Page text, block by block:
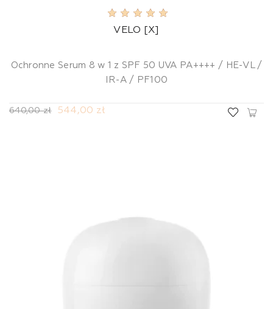
VELO [X]
Ochronne Serum 8 w 1 z SPF 50 UVA PA++++ / HE-VL /
IR-A / PF100
640,00 zł 544,00 zł